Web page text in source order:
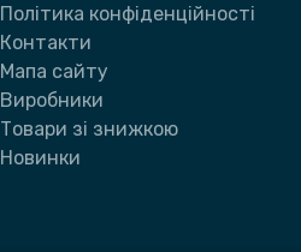
Політика конфіденційності
Контакти
Мапа сайту
Виробники
Товари зі знижкою
Новинки